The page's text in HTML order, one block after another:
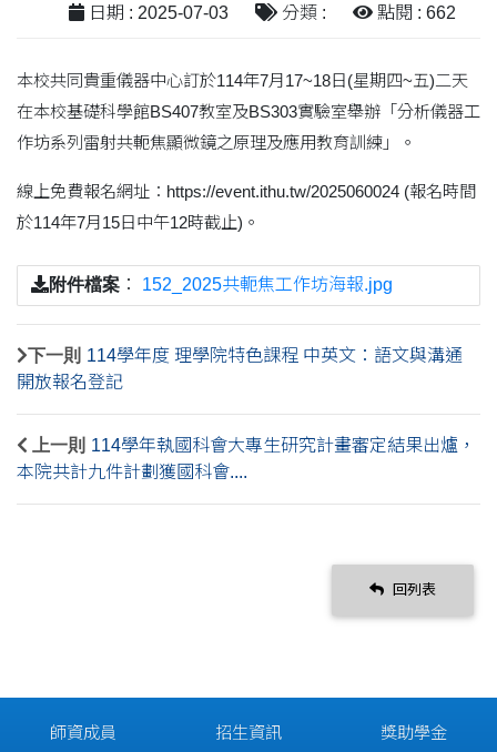
日期 : 2025-07-03 分類 : 點閱 : 662
本校共同貴重儀器中心訂於114年7月17~18日(星期四~五)二天
在本校基礎科學館BS407教室及BS303實驗室舉辦「分析儀器工
作坊系列雷射共軛焦顯微鏡之原理及應用教育訓練」。
線上免費報名網址：https://event.ithu.tw/2025060024 (報名時間
於114年7月15日中午12時截止)。
附件檔案 ： 152_2025共軛焦工作坊海報.jpg
下一則 114學年度 理學院特色課程 中英文：語文與溝通
開放報名登記
上一則 114學年執國科會大專生研究計畫審定結果出爐，
本院共計九件計劃獲國科會....
回列表
師資成員 招生資訊 獎助學金